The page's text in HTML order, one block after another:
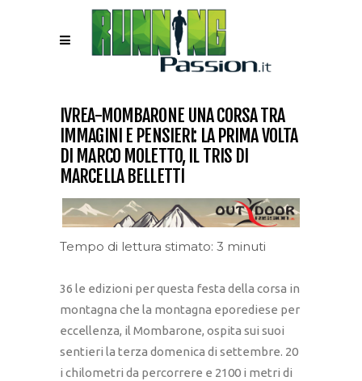
IVREA-MOMBARONE UNA CORSA TRA
IMMAGINI E PENSIERI: LA PRIMA VOLTA
DI MARCO MOLETTO, IL TRIS DI
MARCELLA BELLETTI
Tempo di lettura stimato: 3 minuti
36 le edizioni per questa festa della corsa in
montagna che la montagna eporediese per
eccellenza, il Mombarone, ospita sui suoi
sentieri la terza domenica di settembre. 20
i chilometri da percorrere e 2100 i metri di